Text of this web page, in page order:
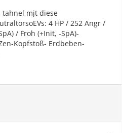
tahnel mjt diese
4 HP / 252 Angr /
/ Froh (+Init, -SpA)-
Kopfstoß- Erdbeben-